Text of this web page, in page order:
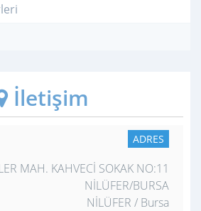
İletişim
ADRES
MAH. KAHVECİ SOKAK NO:11
NİLÜFER/BURSA
NİLÜFER / Bursa